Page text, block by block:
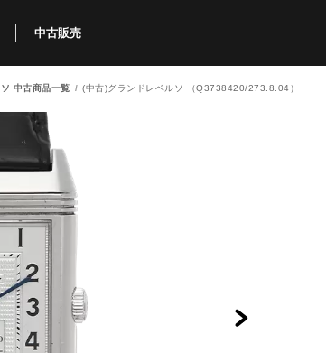
限定商品 購入可能商品
できるポイント カリトケとは？
用方法 Q&A
中古販売
中古販売商品 ブランド一覧 中古販売につ
中古商品一覧 (中古)グランドレベルソ （Q3738420/273.8.04）